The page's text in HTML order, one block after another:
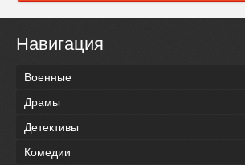
Навигация
Военные
Драмы
Детективы
Комедии